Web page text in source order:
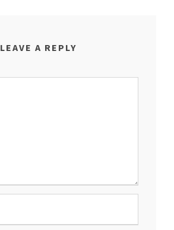
LEAVE A REPLY